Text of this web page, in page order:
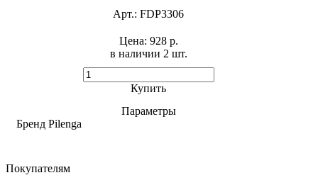
Арт.: FDP3306
в наличии 2 шт. ​
Цена: 928 р.
Купить
Параметры
Бренд Pilenga
Покупателям